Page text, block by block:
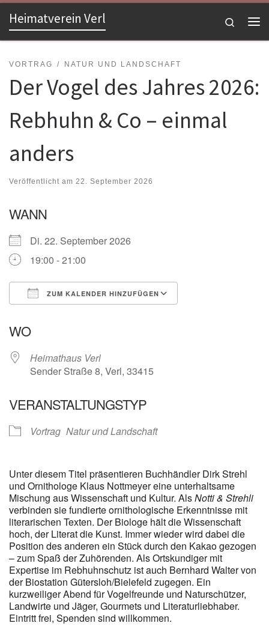
Zum Inhalt springen
Heimatverein Verl
Search
VORTRAG NATUR UND LANDSCHAFT
Der Vogel des Jahres 2026:
Rebhuhn & Co – einmal
anders
Veröffentlicht am 22. September 2026
WANN
Di. 22. September 2026
19:00 - 21:00
ZUM KALENDER HINZUFÜGEN
WO
Heimathaus Verl
Sender Straße 8, Verl, 33415
VERANSTALTUNGSTYP
Vortrag Natur und Landschaft
Unter diesem Titel präsentieren Buchhändler Dirk Strehl
und Ornithologe Klaus Nottmeyer eine unterhaltsame
Mischung aus Wissenschaft und Kultur. AlsNotti & Strehli
verbinden sie fundierte ornithologische Erkenntnisse mit
literarischen Texten. Der Biologe hält die Wissenschaft
hoch, der Literat die Kunst. Immer wieder wird dabei die
Position des anderen ein Stück durch den Kakao gezogen
– zum Spaß der Zuhörenden. Als Ortskundiger mit
Expertise im Rebhuhnschutz ist auch Bernhard Walter von
der Biostation Gütersloh/Bielefeld zugegen. Ein
kurzweiliger Abend für Vogelfreunde und Naturschützer,
Landwirte und Jäger, Gourmets und Literaturliebhaber.
Eintritt frei, Spenden sind willkommen.